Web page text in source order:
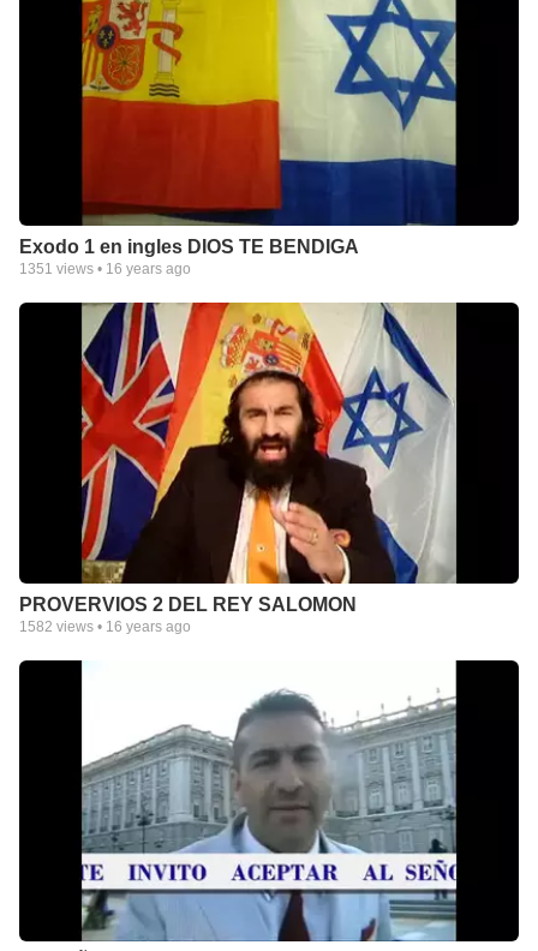
Exodo 1 en ingles DIOS TE BENDIGA
1351 views • 16 years ago
PROVERVIOS 2 DEL REY SALOMON
1582 views • 16 years ago